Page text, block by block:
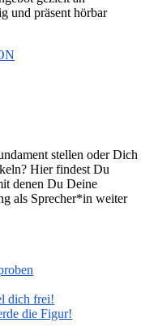
und präsent hörbar
stellen oder Dich
Hier findest Du
denen Du Deine
als Sprecher*in weiter
dich frei!
die Figur!